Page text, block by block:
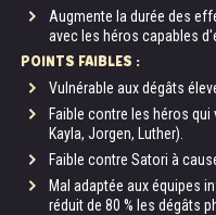
Augmente la durée des
avec les héros capables
POINTS FAIBLES :
Vulnérable aux dégâts
Faible contre les héros
Kayla, Jorgen, Luther).
Faible contre Satori à
Mal adaptée aux équipes
réduit de 80 % les dégâts